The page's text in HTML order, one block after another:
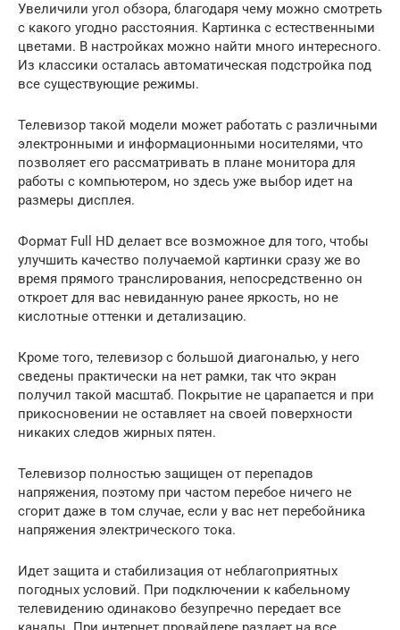
Увеличили угол обзора, благодаря чему можно смотреть
с какого угодно расстояния. Картинка с естественными
цветами. В настройках можно найти много интересного.
Из классики осталась автоматическая подстройка под
все существующие режимы.
Телевизор такой модели может работать с различными
электронными и информационными носителями, что
позволяет его рассматривать в плане монитора для
работы с компьютером, но здесь уже выбор идет на
размеры дисплея.
Формат Full HD делает все возможное для того, чтобы
улучшить качество получаемой картинки сразу же во
время прямого транслирования, непосредственно он
откроет для вас невиданную ранее яркость, но не
кислотные оттенки и детализацию.
Кроме того, телевизор с большой диагональю, у него
сведены практически на нет рамки, так что экран
получил такой масштаб. Покрытие не царапается и при
прикосновении не оставляет на своей поверхности
никаких следов жирных пятен.
Телевизор полностью защищен от перепадов
напряжения, поэтому при частом перебое ничего не
сгорит даже в том случае, если у вас нет перебойника
напряжения электрического тока.
Идет защита и стабилизация от неблагоприятных
погодных условий. При подключении к кабельному
телевидению одинаково безупречно передает все